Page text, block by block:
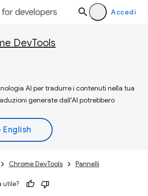
Accedi
DevTools
AI per tradurre i contenuti nella tua
generate dall'AI potrebbero
Chrome DevTools Pannelli
utile?